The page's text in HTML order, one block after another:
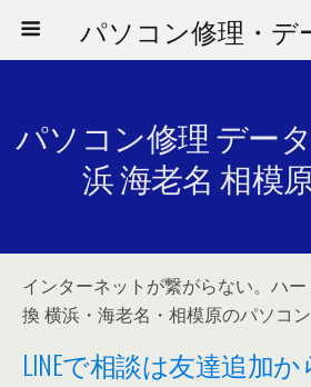
パソコン修理 デー
浜 海老名 相模
インターネットが繋がらない。ハ
換 横浜・海老名・相模原のパソコ
LINEで相談は友達追加